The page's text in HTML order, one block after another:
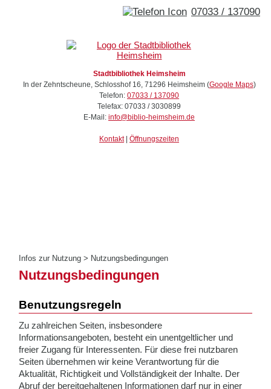
Stadtbibliothek Heimsheim
In der Zehntscheune, Schlosshof 16, 71296 Heimsheim(Google Maps)
Telefon: 07033 / 137090
Telefax: 07033 / 3030899
E-Mail: info@biblio-heimsheim.de
Kontakt| Öffnungszeiten
Infos zur Nutzung > Nutzungsbedingungen
Nutzungsbedingungen
Benutzungsregeln
Zu zahlreichen Seiten, insbesondere
Informationsangeboten, besteht ein unentgeltlicher und
freier Zugang für Interessenten. Für diese frei nutzbaren
Seiten übernehmen wir keine Verantwortung für die
Aktualität, Richtigkeit und Vollständigkeit der Inhalte. Der
Abruf der bereitgehaltenen Informationen darf nur in einer
07033 / 137090